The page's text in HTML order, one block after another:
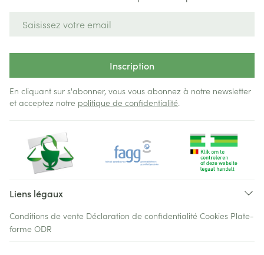
Inscription
En cliquant sur s'abonner, vous vous abonnez à notre newsletter
et acceptez notre politique de confidentialité.
Liens légaux
Conditions de vente Déclaration de confidentialité Cookies Plate-
forme ODR